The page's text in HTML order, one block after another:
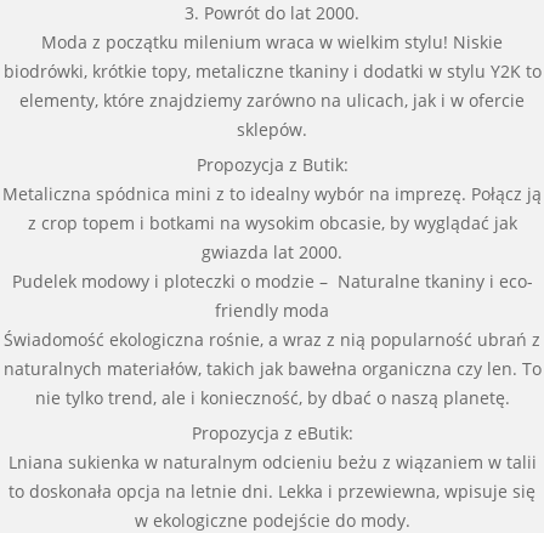
3. Powrót do lat 2000.
Moda z początku milenium wraca w wielkim stylu! Niskie
biodrówki, krótkie topy, metaliczne tkaniny i dodatki w stylu Y2K to
elementy, które znajdziemy zarówno na ulicach, jak i w ofercie
sklepów.
Propozycja z Butik:
Metaliczna spódnica mini z to idealny wybór na imprezę. Połącz ją
z crop topem i botkami na wysokim obcasie, by wyglądać jak
gwiazda lat 2000.
Pudelek modowy i ploteczki o modzie – Naturalne tkaniny i eco-
friendly moda
Świadomość ekologiczna rośnie, a wraz z nią popularność ubrań z
naturalnych materiałów, takich jak bawełna organiczna czy len. To
nie tylko trend, ale i konieczność, by dbać o naszą planetę.
Propozycja z eButik:
Lniana sukienka w naturalnym odcieniu beżu z wiązaniem w talii
to doskonała opcja na letnie dni. Lekka i przewiewna, wpisuje się
w ekologiczne podejście do mody.